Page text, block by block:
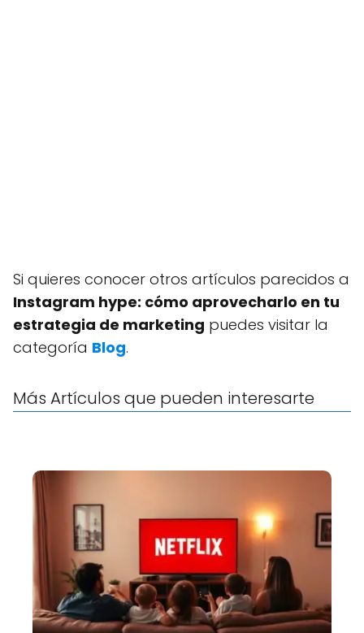
Si quieres conocer otros artículos parecidos a
Instagram hype: cómo aprovecharlo en tu
estrategia de marketing puedes visitar la
categoría Blog.
Más Artículos que pueden interesarte